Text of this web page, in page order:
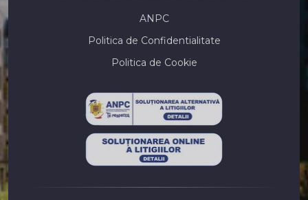
Spatii comerciale de inchiriat in Constanta Gara
Spatii industriale de inchiriat
Spatii industriale de inchiriat in Constanta Inel II
ANPC
Politica de Confidentialitate
Politica de Cookie